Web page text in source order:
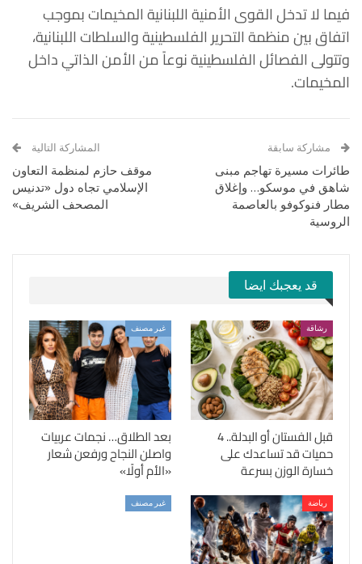
فيما لا تدخل القوى الأمنية اللبنانية المخيمات بموجب
اتفاق بين منظمة التحرير الفلسطينية والسلطات اللبنانية،
وتتولى الفصائل الفلسطينية نوعاً من الأمن الذاتي داخل
المخيمات.
مشاركة سابقة
طائرات مسيرة تهاجم مبنى
شاهق في موسكو… وإغلاق
مطار فنوكوفو بالعاصمة
الروسية
المشاركة التالية
موقف حازم لمنظمة التعاون
الإسلامي تجاه دول «تدنيس
المصحف الشريف»
قد يعجبك ايضا
رشاقة
قبل الفستان أو البدلة.. 4
حميات قد تساعدك على
خسارة الوزن بسرعة
غير مصنف
بعد الطلاق… نجمات عربيات
واصلن النجاح ورفعن شعار
«الأم أولًا»
رياضة غير مصنف